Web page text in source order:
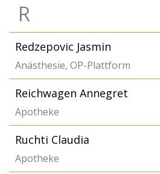
R
Redzepovic Jasmin
Anästhesie, OP-Plattform
Reichwagen Annegret
Apotheke
Ruchti Claudia
Apotheke